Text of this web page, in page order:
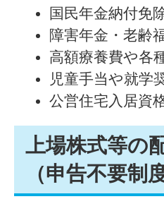
国民年金納付免
障害年金・老齢
高額療養費や各
児童手当や就学
公営住宅入居資
上場株式等の
（申告不要制